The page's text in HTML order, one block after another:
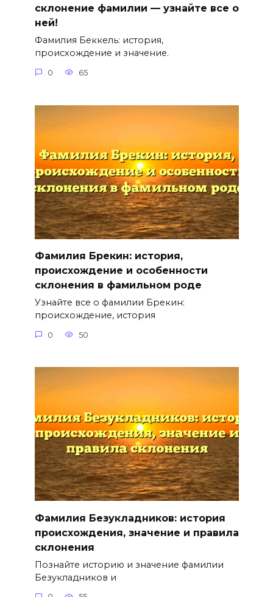
склонение фамилии — узнайте все о
ней!
Фамилия Беккель: история,
происхождение и значение.
0 65
Фамилия Брекин: история,
происхождение и особенности
склонения в фамильном роде
Узнайте все о фамилии Брекин:
происхождение, история
0 50
Фамилия Безукладников: история
происхождения, значение и правила
склонения
Познайте историю и значение фамилии
Безукладников и